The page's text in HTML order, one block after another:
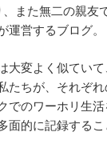
また無二の親友
運営するブログ。
大変よく似てい
たちが、それぞ
でのワーホリ生
面的に記録する